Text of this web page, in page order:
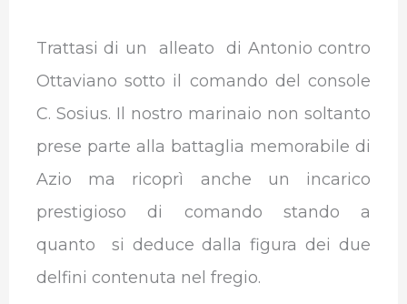
Trattasi di un alleato di Antonio contro
Ottaviano sotto il comando del console
C. Sosius. Il nostro marinaio non soltanto
prese parte alla battaglia memorabile di
Azio ma ricoprì anche un incarico
prestigioso di comando stando a
quanto si deduce dalla figura dei due
delfini contenuta nel fregio.